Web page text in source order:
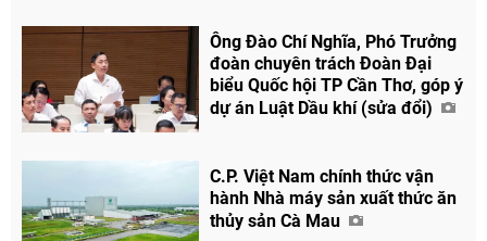
Chia sẻ
Ông Đào Chí Nghĩa, Phó Trưởng
đoàn chuyên trách Đoàn Đại
biểu Quốc hội TP Cần Thơ, góp ý
dự án Luật Dầu khí (sửa đổi)
C.P. Việt Nam chính thức vận
hành Nhà máy sản xuất thức ăn
thủy sản Cà Mau